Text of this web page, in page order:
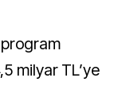
milyar TL’ye